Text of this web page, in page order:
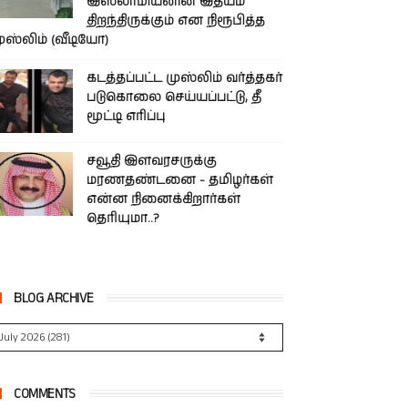
திறந்திருக்கும் என நிரூபித்த
(வீடியோ)
கடத்தப்பட்ட முஸ்லிம் வர்த்தகர்
படுகொலை செய்யப்பட்டு, தீ
மூட்டி எரிப்பு
சவூதி இளவரசருக்கு
மரணதண்டனை - தமிழர்கள்
என்ன நினைக்கிறார்கள்
தெரியுமா..?
BLOG ARCHIVE
COMMENTS